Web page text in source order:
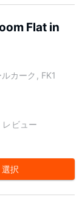
Flat in
カーク, FK1
レビュー
選択